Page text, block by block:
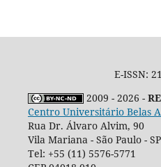
E-ISSN:
2009 - 2026 -
Centro Universitário Belas
Rua Dr. Álvaro Alvim, 90
Vila Mariana - São Paulo - SP
Tel: +55 (11) 5576-5771